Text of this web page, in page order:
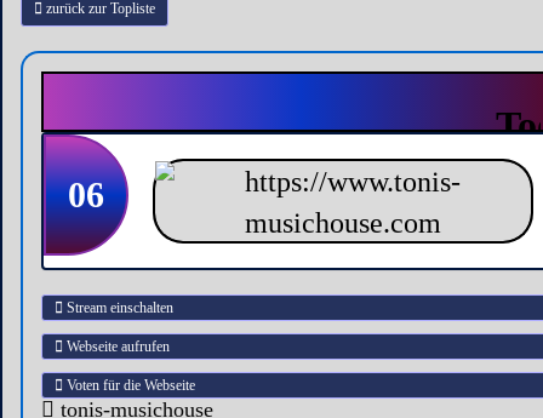
zurück zur Topliste
06
Stream einschalten
Webseite aufrufen
Voten für die Webseite
tonis-musichouse